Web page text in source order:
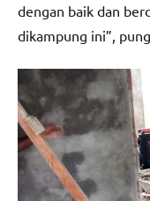
dengan baik dan
dikampung ini”,